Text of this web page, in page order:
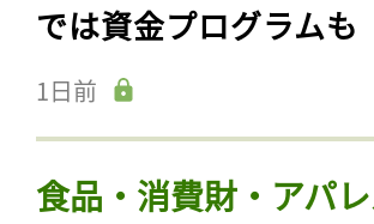
では資金プログラムも
1日前
食品・消費財・アパ